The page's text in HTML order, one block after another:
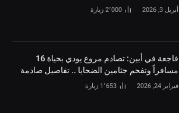
أبريل 3, 2026 2٬000 زيارة
فاجعة في أبين: تصادم مروع يودي بحياة 16
مسافراً وتفحم جثامين الضحايا .. تفاصيل صادمة
فبراير 24, 2026 1٬653 زيارة